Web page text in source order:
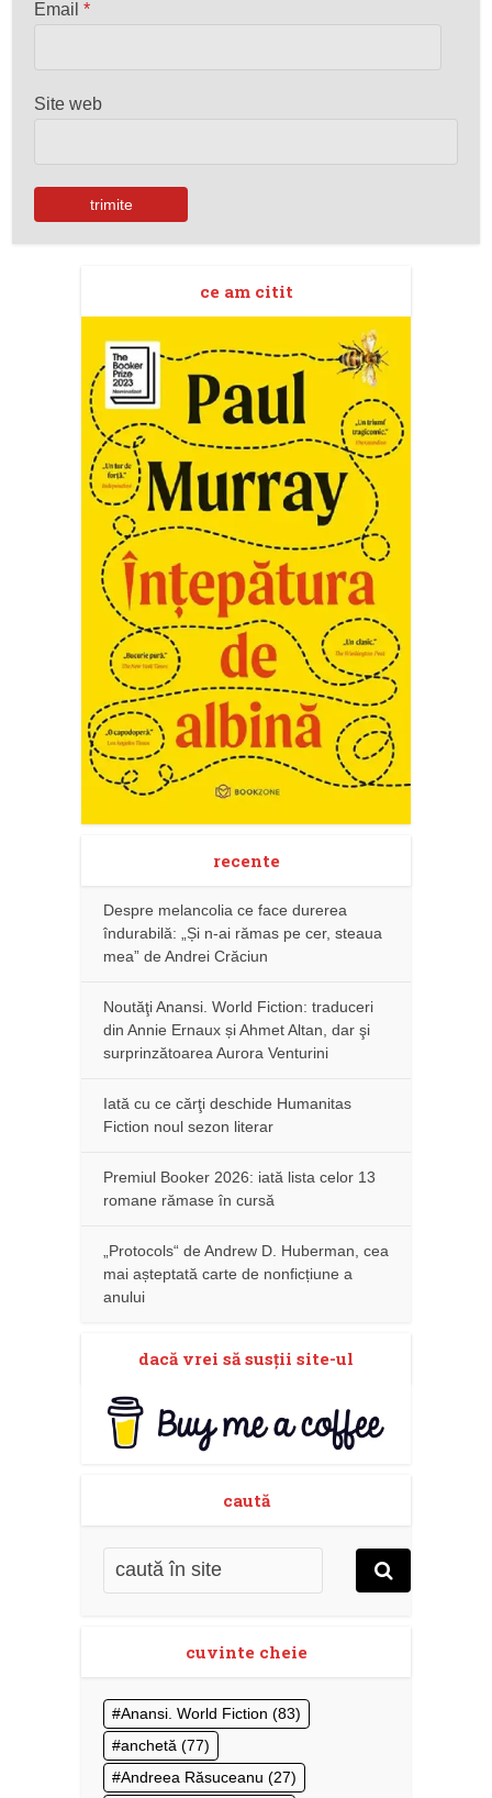
Email*
Site web
ce am citit
recente
Despre melancolia ce face durerea
îndurabilă: „Și n-ai rămas pe cer, steaua
mea” de Andrei Crăciun
Noutăţi Anansi. World Fiction: traduceri
din Annie Ernaux și Ahmet Altan, dar şi
surprinzătoarea Aurora Venturini
Iată cu ce cărţi deschide Humanitas
Fiction noul sezon literar
Premiul Booker 2026: iată lista celor 13
romane rămase în cursă
„Protocols“ de Andrew D. Huberman, cea
mai așteptată carte de nonficțiune a
anului
dacă vrei să susţii site-ul
caută
cuvinte cheie
Anansi. World Fiction (83)
anchetă (77)
Andreea Răsuceanu (27)